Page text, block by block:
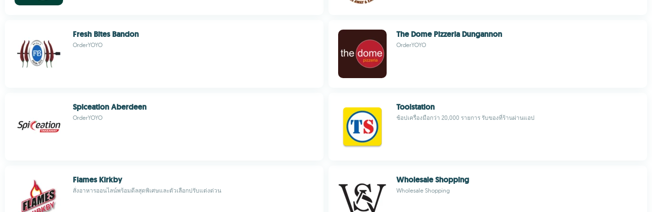
Fresh Bites Bandon
OrderYOYO
The Dome Pizzeria Dungannon
OrderYOYO
Spiceation Aberdeen
OrderYOYO
Toolstation
ช้อปเครื่องมือกว่า 20,000 รายการ รับของที่ร้านผ่านแอป
Flames Kirkby
สั่งอาหารออนไลน์พร้อมดีลสุดพิเศษและตัวเลือกปรับแต่งด่วน
Wholesale Shopping
Wholesale Shopping